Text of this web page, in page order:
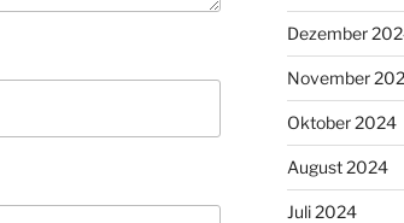
Dezember
November
Oktober 2024
August 2024
Juli 2024